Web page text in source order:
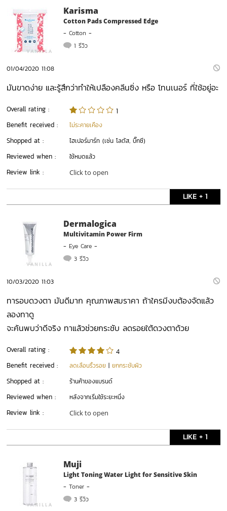
Karisma
Cotton Pads Compressed Edge
-Cotton -
1 รีวิว
01/04/2020 11:08
มันขาดง่าย และรู้สึกว่าทำให้เปลืองคลีนซิ่ง หรือ โทนเนอร์ ที่ใช้อยู่อะ
Overall rating :
1
Benefit received :
ไม่ระคายเคือง
Shopped at : ไฮเปอร์มาร์ท (เช่น โลตัส, บิ๊กซี)
Reviewed when : ใช้หมดแล้ว
Review link : Click to open
LIKE + 1
Dermalogica
Multivitamin Power Firm
-Eye Care -
3 รีวิว
10/03/2020 11:03
ทารอบดวงตา มันดีมาก คุณภาพสมราคา ถ้าใครมีงบต้องจัดแล้ว
ลองทาดู
จะค้นพบว่าดีจริง ทาแล้วช่วยกระชับ ลดรอยใต้ดวงตาด้วย
Overall rating :
4
Benefit received :
ลดเลือนริ้วรอย |ยกกระชับผิว
Shopped at : ร้านค้าของแบรนด์
Reviewed when : หลังจากเริ่มใช้ระยะหนึ่ง
Review link : Click to open
LIKE + 1
Muji
Light Toning Water Light for Sensitive Skin
-Toner -
3 รีวิว